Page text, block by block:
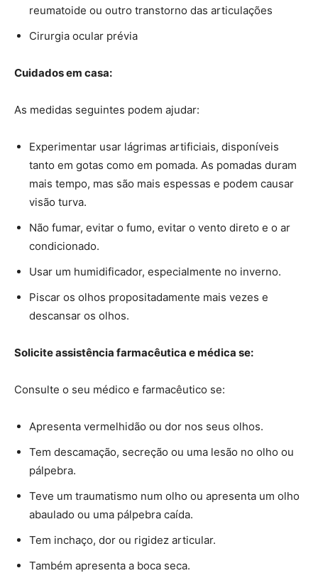
reumatoide ou outro transtorno das articulações
Cirurgia ocular prévia
Cuidados em casa:
As medidas seguintes podem ajudar:
Experimentar usar lágrimas artificiais, disponíveis
tanto em gotas como em pomada. As pomadas duram
mais tempo, mas são mais espessas e podem causar
visão turva.
Não fumar, evitar o fumo, evitar o vento direto e o ar
condicionado.
Usar um humidificador, especialmente no inverno.
Piscar os olhos propositadamente mais vezes e
descansar os olhos.
Solicite assistência farmacêutica e médica se:
Consulte o seu médico e farmacêutico se:
Apresenta vermelhidão ou dor nos seus olhos.
Tem descamação, secreção ou uma lesão no olho ou
pálpebra.
Teve um traumatismo num olho ou apresenta um olho
abaulado ou uma pálpebra caída.
Tem inchaço, dor ou rigidez articular.
Também apresenta a boca seca.